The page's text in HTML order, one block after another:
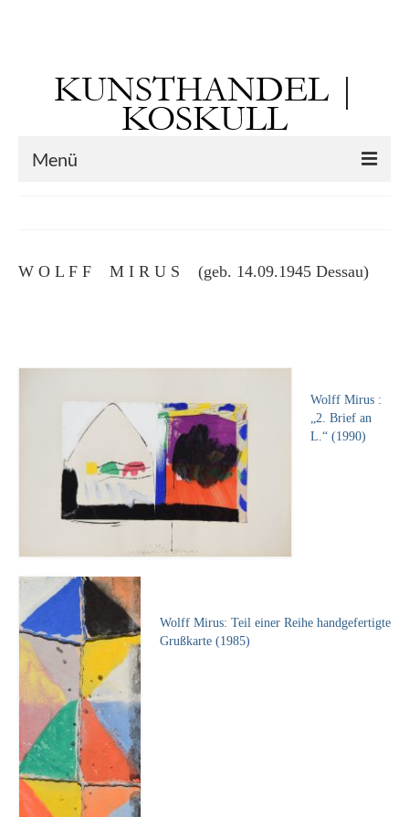
KUNSTHANDEL |
KOSKULL
Menü
Leonhard Heinrich Hessel
George Paice
Johann Georg Strobel
Ludwig Martin Wilberg
Kunst 1900-1945
Walter Becker
Ernst Geitlinger
Erich Hartmann
Wilhelm von Hillern-Flinsch
Karl Otto Hy
W O L F F M I R U S (geb. 14.09.1945 Dessau)
Wolff Mirus :
„2. Brief an
L.“ (1990)
Wolff Mirus: Teil einer Reihe handgefertigte
Grußkarte (1985)